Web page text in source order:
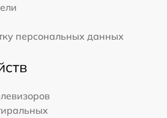
персональных данных